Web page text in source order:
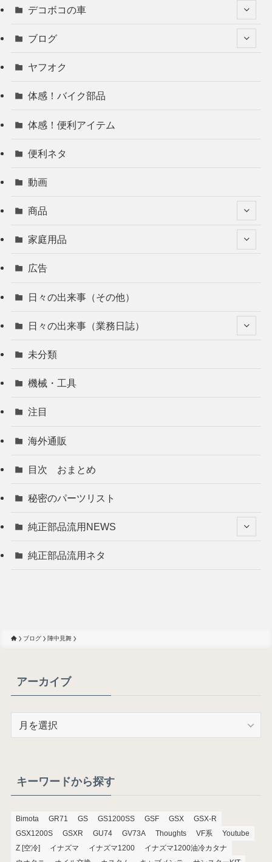
デコボコの車
ブログ
ヤフオク
体感！バイク部品
体感！便利アイテム
便利ネタ
動画
商品
家庭用品
広告
日々の出来事（その他）
日々の出来事（業務日誌）
未分類
機械・工具
注目
海外通販
目次 おまとめ
秘密のパーツリスト
純正部品流用NEWS
純正部品流用ネタ
ブログ 陣中見舞
アーカイブ
ブキーワードから探す
Bimota GR71 GS GS1200SS GSF GSX
GSX-R
GSX1200S
GSXR GU74 GV73A Thoughts VF系
Youtube
Z [空冷]
イナズマ イナズマ1200
イナズマ1200油冷カタナ